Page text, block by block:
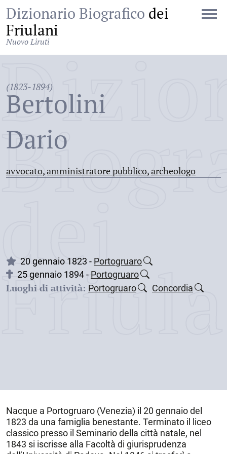
Dizionario Biografico dei
Friulani
Nuovo Liruti
(1823-1894)
Bertolini
Dario
avvocato,amministratore pubblico,archeologo
dei
20 gennaio 1823 - Portogruaro
25 gennaio 1894 - Portogruaro
Luoghi di attività: Portogruaro Concordia
Nacque a Portogruaro (Venezia) il 20 gennaio del
1823 da una famiglia benestante. Terminato il liceo
classico presso il Seminario della città natale, nel
1843 si iscrisse alla Facoltà di giurisprudenza